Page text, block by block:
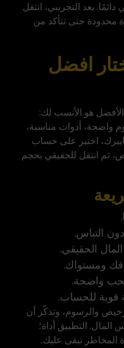
بعد التجريبي، انتقل
محدودة حتى تتأكد من
افضل
الأفضل هو الأنسب لك:
واضحة، أدوات مناسبة،
اختبر على حساب
ثم انتقل للحقيقي بحجم
التباس.
الحقيقي.
ومستواك.
واضحة.
للحساب.
والرسوم، وتذكّر أن
التطبيق أداة؛
المخاطر تبقى عليك.